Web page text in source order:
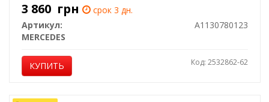
3 860 грн
срок 3 дн.
Артикул:
A1130780123
MERCEDES
КУПИТЬ Код: 2532862-62